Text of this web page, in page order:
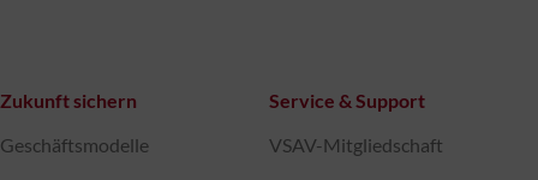
Zukunft sichern
Geschäftsmodelle
Service & Support
VSAV-Mitgliedschaft